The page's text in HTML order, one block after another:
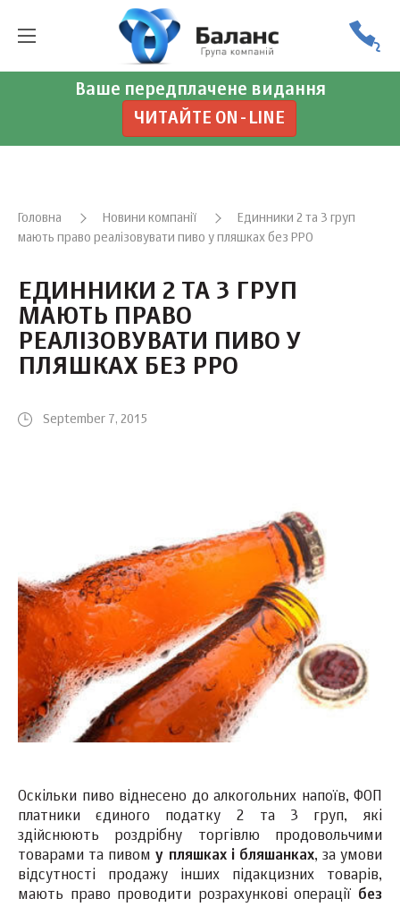
Ваше передплачене видання
ЧИТАЙТЕ ON-LINE
Головна Новини компанії
Единники 2 та 3 груп
мають право реалізовувати пиво у пляшках без РРО
ЕДИННИКИ 2 ТА 3 ГРУП
МАЮТЬ ПРАВО
РЕАЛІЗОВУВАТИ ПИВО У
ПЛЯШКАХ БЕЗ РРО
September 7, 2015
Оскільки пиво віднесено до алкогольних напоїв, ФОП
платники єдиного податку 2 та 3 груп, які
здійснюють роздрібну торгівлю продовольчими
товарами та пивому пляшках і бляшанках, за умови
відсутності продажу інших підакцизних товарів,
мають право проводити розрахункові операції без